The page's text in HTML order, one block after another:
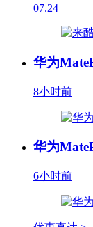
07.24
华为
8小时前
华为
6小时前